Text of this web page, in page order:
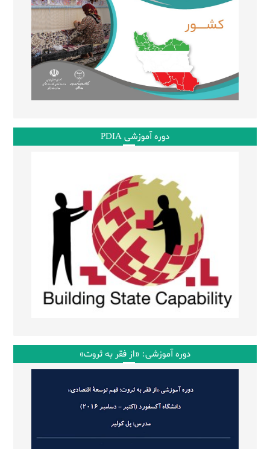
دوره آموزشی PDIA
دوره آموزشی: «از فقر به ثروت»